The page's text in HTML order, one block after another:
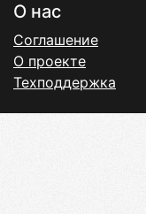
О нас
Соглашение
О проекте
Техподдержка